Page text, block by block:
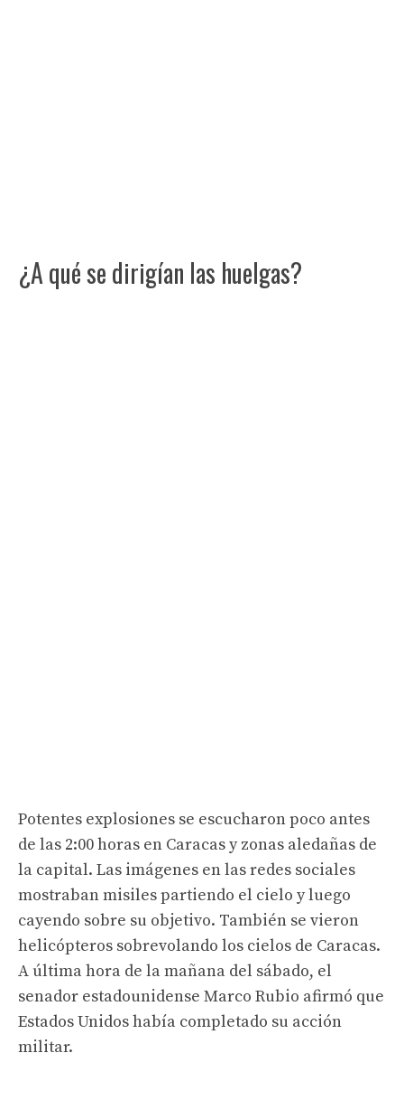
¿A qué se dirigían las huelgas?
Potentes explosiones se escucharon poco antes
de las 2:00 horas en Caracas y zonas aledañas de
la capital. Las imágenes en las redes sociales
mostraban misiles partiendo el cielo y luego
cayendo sobre su objetivo. También se vieron
helicópteros sobrevolando los cielos de Caracas.
A última hora de la mañana del sábado, el
senador estadounidense Marco Rubio afirmó que
Estados Unidos había completado su acción
militar.